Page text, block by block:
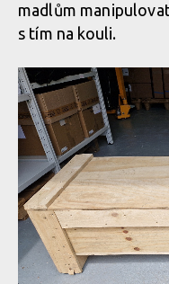
madlům
s tím na kouli.